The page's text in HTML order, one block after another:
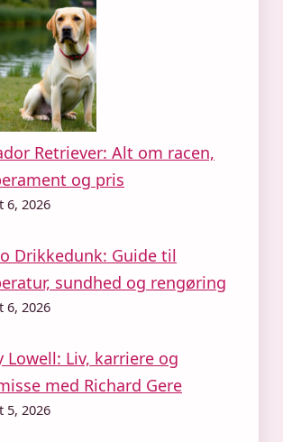
Retriever: Alt om racen,
og pris
6, 2026
Drikkedunk: Guide til
sundhed og rengøring
6, 2026
Lowell: Liv, karriere og
med Richard Gere
5, 2026